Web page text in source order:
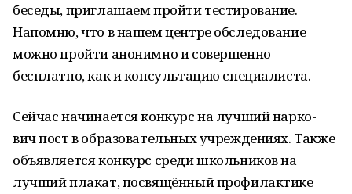
беседы, приглашаем пройти тестирование.
Напомню, что в нашем центре обследование
можно пройти анонимно и совершенно
бесплатно, как и консультацию специалиста.
Сейчас начинается конкурс на лучший нарко-
вич пост в образовательных учреждениях. Также
объявляется конкурс среди школьников на
лучший плакат, посвящённый профилактике